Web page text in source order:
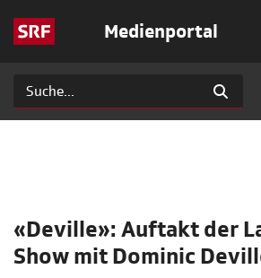
Medienportal
«Deville»: Auftakt der
Show mit Dominic